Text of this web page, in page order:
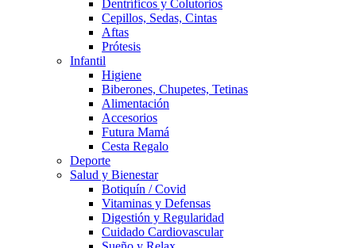
Dentríficos y Colutorios
Cepillos, Sedas, Cintas
Aftas
Prótesis
Infantil
Higiene
Biberones, Chupetes, Tetinas
Alimentación
Accesorios
Futura Mamá
Cesta Regalo
Deporte
Salud y Bienestar
Botiquín / Covid
Vitaminas y Defensas
Digestión y Regularidad
Cuidado Cardiovascular